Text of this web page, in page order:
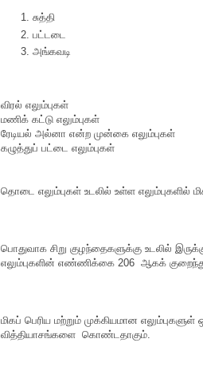
சுத்தி
பட்டடை
அங்கவடி
விரல் எலும்புகள்
மணிக் கட்டு எலும்புகள்
ரேடியல் அல்னா என்ற முன்கை எலும்புகள்
கழுத்துப் பட்டை எலும்புகள்
தொடை எலும்புகள் உடலில் உள்ள எலும்புகளில்
பொதுவாக சிறு குழந்தைகளுக்கு உடலில்
எலும்புகளின் எண்ணிக்கை 206 ஆகக் குறைந்து
மிகப் பெரிய மற்றும் முக்கியமான
வித்தியாசங்களை கொண்டதாகும்.